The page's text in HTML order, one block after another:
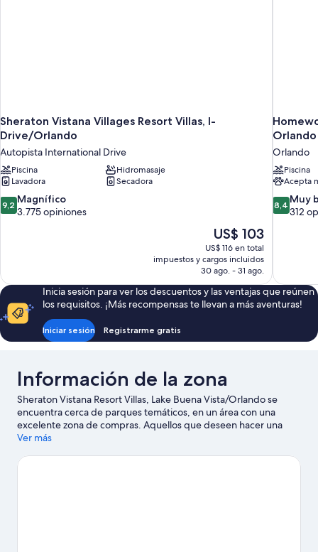
Sheraton Vistana Villages Resort Villas, I-
Drive/Orlando
Autopista International Drive
Piscina
Hidromasaje
Lavadora
Secadora
9.2
de
9,2 Magnífico
3.775 opiniones
El
precio
actual
es
de
US$ 103
US$ 103
US$ 116 en total
impuestos y cargos incluidos
30 ago. - 31 ago.
Orlando
Orlando
Piscina
Acepta
8.4
de
opiniones
8,4 Muy
312
Inicia sesión para ver los descuentos y las ventajas que reúnen
los requisitos. ¡Más recompensas te llevan a más aventuras!
Iniciar sesión Registrarme gratis
Información de la zona
Sheraton Vistana Resort Villas, Lake Buena Vista/Orlando se
encuentra cerca de parques temáticos, en un área con una
excelente zona de compras. Aquellos que deseen hacer una
actividad pueden ir a Club de golf Arnold Palmer's Bay Hill Club
quieran visitar los puntos de interés más populares del área
Ver más